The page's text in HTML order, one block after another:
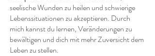
seelische Wunden zu heilen und schwierige
Lebenssituationen zu akzeptieren. Durch
mich kannst du lernen, Veränderungen zu
bewältigen und dich mit mehr Zuversicht dem
Leben zu stellen.